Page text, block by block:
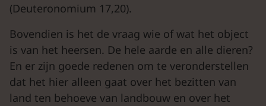
(Deuteronomium 17,20).
Bovendien is het de vraag wie of wat het object
is van het heersen. De hele aarde en alle dieren?
En er zijn goede redenen om te veronderstellen
dat het hier alleen gaat over het bezitten van
land ten behoeve van landbouw en over het